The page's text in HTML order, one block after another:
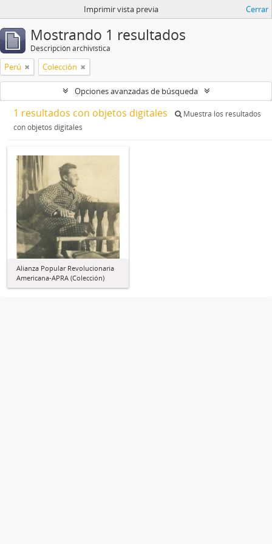
Imprimir vista previa Cerrar
Mostrando 1 resultados
Descripción archivística
Perú Colección
Opciones avanzadas de búsqueda
1 resultados con objetos digitales
Muestra los resultados
con objetos digitales
Alianza Popular Revolucionaria
Americana-APRA (Colección)